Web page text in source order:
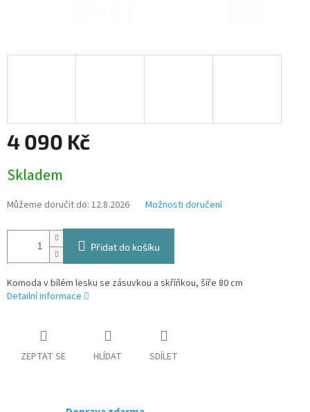
4 090 Kč
cena:
Skladem
Můžeme doručit do: 12.8.2026 Možnosti doručení
Přidat do košíku
Komoda v bílém lesku se zásuvkou a skříňkou, šíře 80 cm
Detailní informace
ZEPTAT SE HLÍDAT SDÍLET